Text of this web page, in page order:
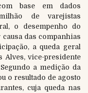
base em dados
de varejistas
o desempenho do
das companhias
a queda geral
Alves, vice-presidente
a medição da
o resultado de agosto
cuja queda nas